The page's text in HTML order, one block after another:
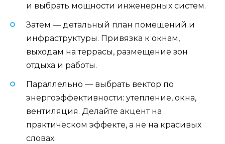
и выбрать мощности инженерных систем.
Затем — детальный план помещений и
инфраструктуры. Привязка к окнам,
выходам на террасы, размещение зон
отдыха и работы.
Параллельно — выбрать вектор по
энергоэффективности: утепление, окна,
вентиляция. Делайте акцент на
практическом эффекте, а не на красивых
словах.